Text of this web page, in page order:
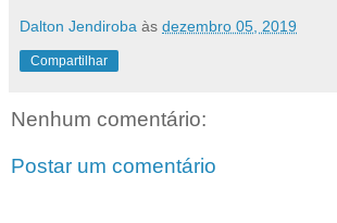
Dalton Jendiroba às dezembro 05, 2019
Compartilhar
Nenhum comentário:
Postar um comentário